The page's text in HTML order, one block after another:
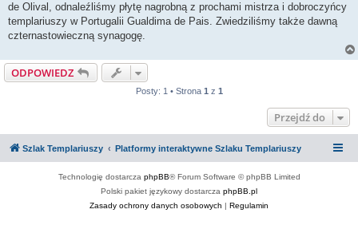
de Olival, odnaleźliśmy płytę nagrobną z prochami mistrza i dobroczyńcy
templariuszy w Portugalii Gualdima de Pais. Zwiedziliśmy także dawną
czternastowieczną synagogę.
ODPOWIEDZ
Posty: 1 • Strona 1 z 1
Przejdź do
Szlak Templariuszy Platformy interaktywne Szlaku Templariuszy
Technologię dostarcza phpBB® Forum Software © phpBB Limited
Polski pakiet językowy dostarcza phpBB.pl
Zasady ochrony danych osobowych | Regulamin